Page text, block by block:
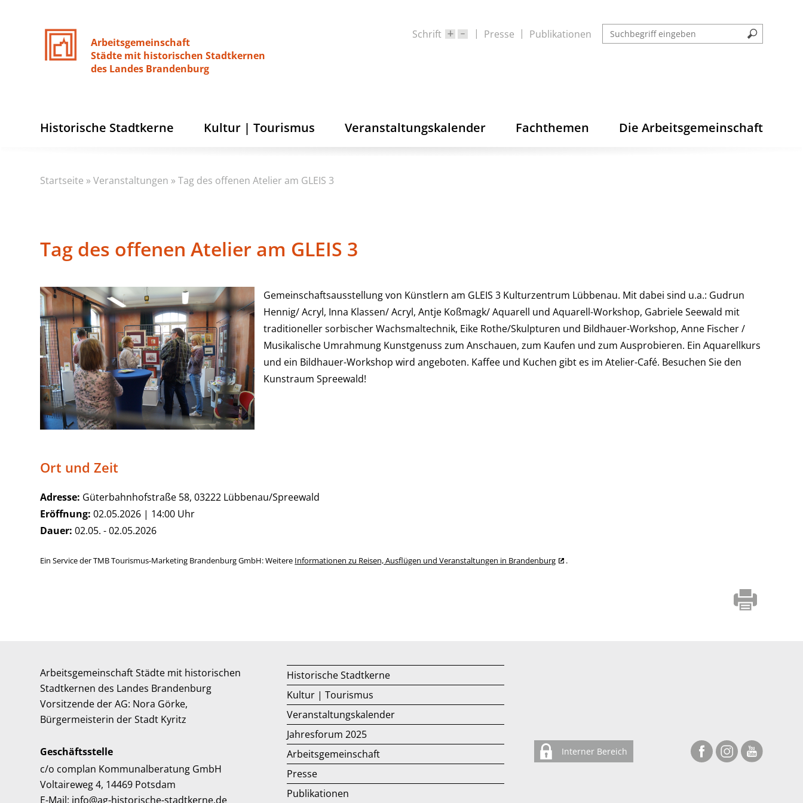
Arbeitsgemeinschaft
Städte mit historischen Stadtkernen
des Landes Brandenburg
Schrift Presse Publikationen
Historische Stadtkerne Kultur | Tourismus Veranstaltungskalender Fachthemen Die Arbeitsgemeinschaft
Startseite »Veranstaltungen »Tag des offenen Atelier am GLEIS 3
Tag des offenen Atelier am GLEIS 3
Gemeinschaftsausstellung von Künstlern am GLEIS 3 Kulturzentrum Lübbenau. Mit dabei sind u.a.: Gudrun
Hennig/ Acryl, Inna Klassen/ Acryl, Antje Koßmagk/ Aquarell und Aquarell-Workshop, Gabriele Seewald mit
traditioneller sorbischer Wachsmaltechnik, Eike Rothe/Skulpturen und Bildhauer-Workshop, Anne Fischer /
Musikalische Umrahmung Kunstgenuss zum Anschauen, zum Kaufen und zum Ausprobieren. Ein Aquarellkurs
und ein Bildhauer-Workshop wird angeboten. Kaffee und Kuchen gibt es im Atelier-Café. Besuchen Sie den
Kunstraum Spreewald!
Ort und Zeit
Adresse: Güterbahnhofstraße 58, 03222 Lübbenau/Spreewald
Eröffnung: 02.05.2026 | 14:00 Uhr
Dauer: 02.05. - 02.05.2026
Ein Service der TMB Tourismus-Marketing Brandenburg GmbH: Weitere Informationen zu Reisen, Ausflügen und Veranstaltungen in Brandenburg .
Arbeitsgemeinschaft Städte mit historischen
Stadtkernen des Landes Brandenburg
Vorsitzende der AG: Nora Görke,
Bürgermeisterin der Stadt Kyritz
Geschäftsstelle
c/o complan Kommunalberatung GmbH
Voltaireweg 4, 14469 Potsdam
E-Mail: info@ag-historische-stadtkerne.de
Historische Stadtkerne
Kultur | Tourismus
Veranstaltungskalender
Jahresforum 2025
Arbeitsgemeinschaft
Presse
Publikationen
Interner Bereich